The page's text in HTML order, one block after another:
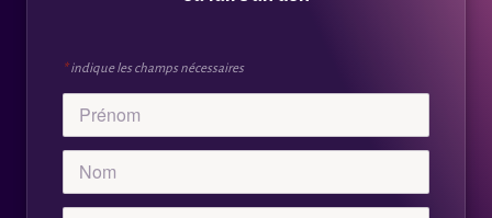
*indique les champs nécessaires